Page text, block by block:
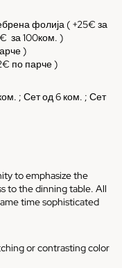
фолија ( +25€ за
за 100ком. )
)
по парче )
; Сет од 6 ком. ; Сет
to emphasize the
to the dinning table. All
time sophisticated
or contrasting color